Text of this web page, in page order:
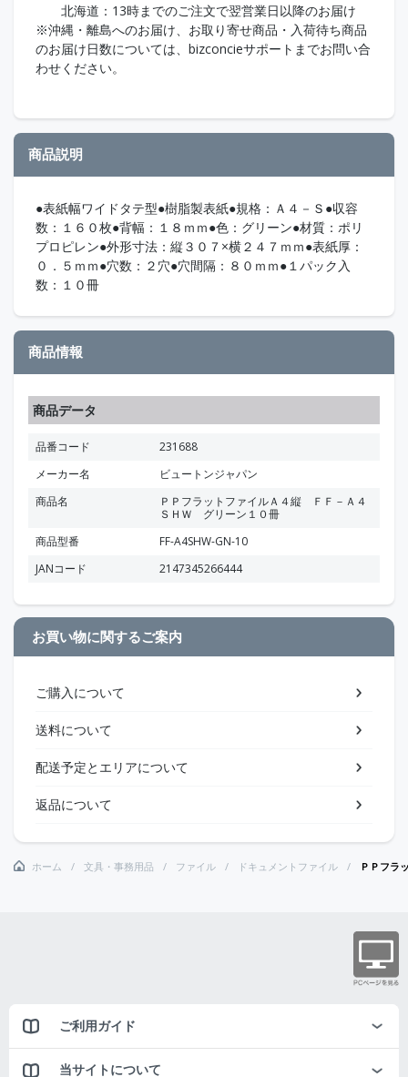
北海道：13時までのご注文で翌営業日以降のお届け
※沖縄・離島へのお届け、お取り寄せ商品・入荷待ち商品
のお届け日数については、bizconcieサポートまでお問い合
わせください。
商品説明
●表紙幅ワイドタテ型●樹脂製表紙●規格：Ａ４－Ｓ●収容
数：１６０枚●背幅：１８ｍｍ●色：グリーン●材質：ポリ
プロピレン●外形寸法：縦３０７×横２４７ｍｍ●表紙厚：
０．５ｍｍ●穴数：２穴●穴間隔：８０ｍｍ●１パック入
数：１０冊
商品情報
商品データ
品番コード
231688
メーカー名
ビュートンジャパン
商品名
ＰＰフラットファイルＡ４縦 ＦＦ－Ａ４
ＳＨＷ グリーン１０冊
商品型番
FF-A4SHW-GN-10
JANコード
2147345266444
お買い物に関するご案内
ご購入について
送料について
配送予定とエリアについて
返品について
ホーム 文具・事務用品 ファイル ドキュメントファイル ＰＰフラ
ご利用ガイド
当サイトについて